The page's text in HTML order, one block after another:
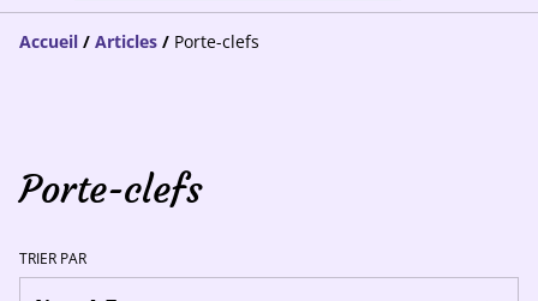
Accueil / Articles / Porte-clefs
Porte-clefs
TRIER PAR